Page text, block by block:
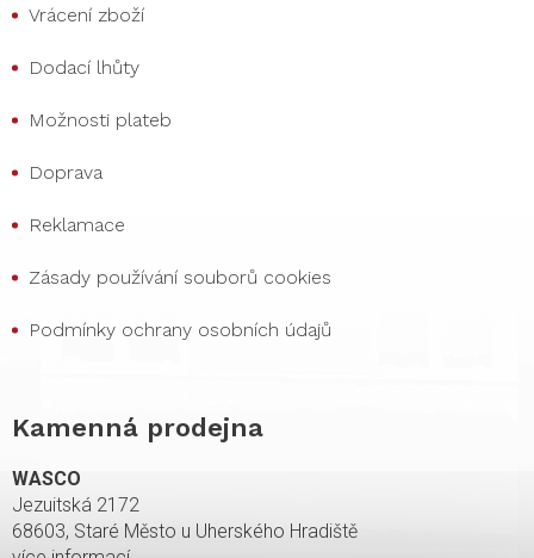
Vrácení zboží
Dodací lhůty
Možnosti plateb
Doprava
Reklamace
Zásady používání souborů cookies
Podmínky ochrany osobních údajů
Kamenná prodejna
WASCO
Jezuitská 2172
68603, Staré Město u Uherského Hradiště